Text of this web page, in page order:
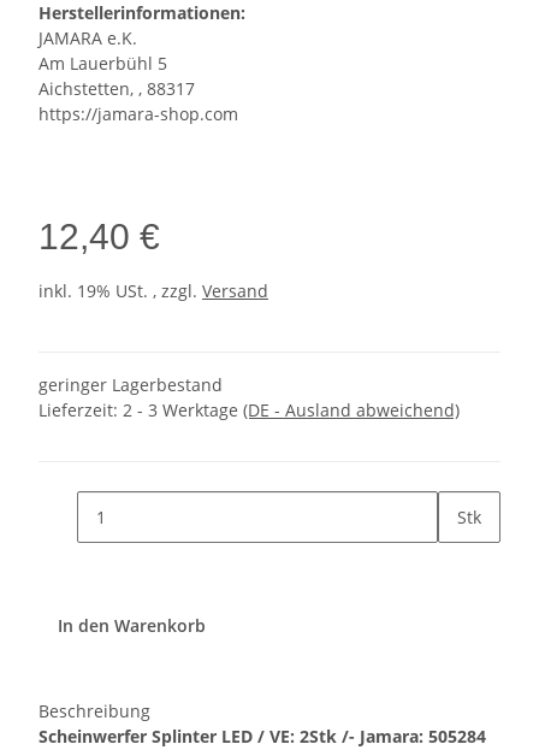
Herstellerinformationen:
JAMARA e.K.
Am Lauerbühl 5
Aichstetten, , 88317
https://jamara-shop.com
12,40 €
inkl. 19% USt. , zzgl. Versand
geringer Lagerbestand
Lieferzeit: 2 - 3 Werktage (DE - Ausland abweichend)
Stk
In den Warenkorb
Beschreibung
Scheinwerfer Splinter LED / VE: 2Stk /- Jamara: 505284